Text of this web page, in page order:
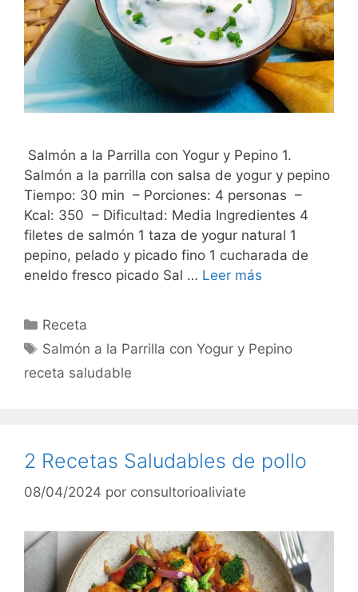
Salmón a la Parrilla con Yogur y Pepino 1.
Salmón a la parrilla con salsa de yogur y pepino
Tiempo: 30 min – Porciones: 4 personas –
Kcal: 350 – Dificultad: Media Ingredientes 4
filetes de salmón 1 taza de yogur natural 1
pepino, pelado y picado fino 1 cucharada de
eneldo fresco picado Sal … Leer más
Categorías
Receta
Etiquetas
Salmón a la Parrilla con Yogur y Pepino
receta saludable
2 Recetas Saludables de pollo
08/04/2024 por consultorioaliviate